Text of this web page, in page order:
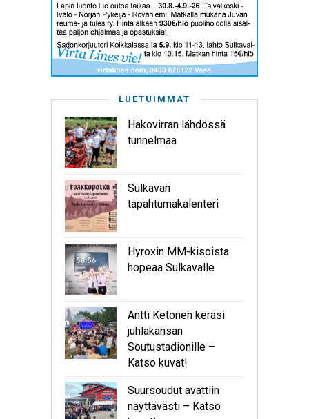
LUETUIMMAT
Hakovirran lähdössä
tunnelmaa
Sulkavan
tapahtumakalenteri
Hyroxin MM-kisoista
hopeaa Sulkavalle
Antti Ketonen keräsi
juhlakansan
Soutustadionille –
Katso kuvat!
Suursoudut avattiin
näyttävästi – Katso